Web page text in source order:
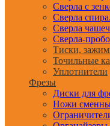
Сверла с
Сверла
Сверла
Сверла-
Тиски,
Точильные
Уплотнители
Фрезы
Диски для
Ножи